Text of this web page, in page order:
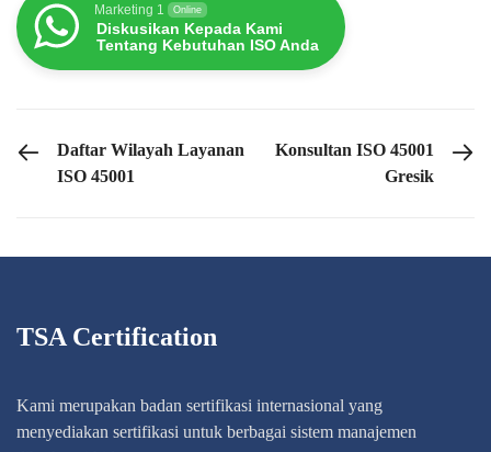
Marketing 1 Online
Diskusikan Kepada Kami
Tentang Kebutuhan ISO Anda
PREVIOUS POST
Daftar Wilayah Layanan
ISO 45001
NEXT POST
Konsultan ISO 45001
Gresik
TSA Certification
Kami merupakan badan sertifikasi internasional yang
menyediakan sertifikasi untuk berbagai sistem manajemen